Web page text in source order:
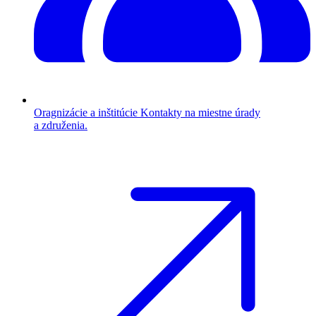
Oragnizácie a inštitúcie Kontakty na miestne úrady
a združenia.